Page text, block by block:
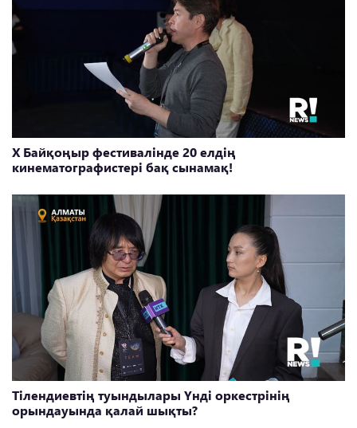
X Байқоңыр фестивалінде 20 елдің
кинематографистері бақ сынамақ!
Тілендиевтің туындылары Үнді оркестрінің
орындауында қалай шықты?